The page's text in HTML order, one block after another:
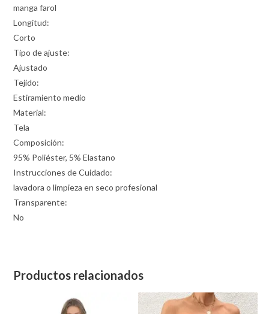
manga farol
Longitud:
Corto
Tipo de ajuste:
Ajustado
Tejido:
Estiramiento medio
Material:
Tela
Composición:
95% Poliéster, 5% Elastano
Instrucciones de Cuidado:
lavadora o limpieza en seco profesional
Transparente:
No
Productos relacionados